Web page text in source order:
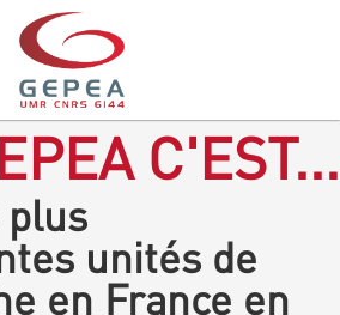
C'EST...
plus
unités de
en France en